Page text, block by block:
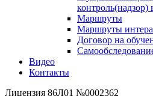
контроль(надзор)
Маршруты
Маршруты
Договор на
Видео
Контакты
Лицензия 86Л01 №0002362